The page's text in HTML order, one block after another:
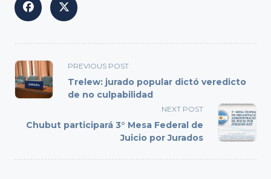
<span
class="nav-
subtitle
reader-
PREVIOUS POST
Trelew: jurado popular dictó veredicto
de no culpabilidad
NEXT POST
Chubut participará 3° Mesa Federal de
Juicio por Jurados